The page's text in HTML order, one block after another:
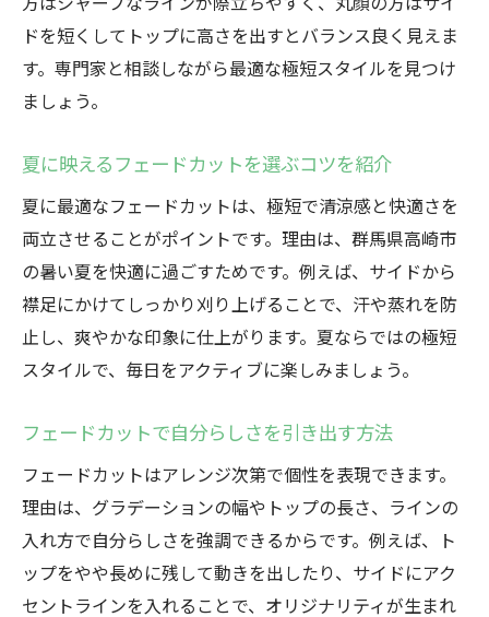
ドを短くしてトップに高さを出すとバランス良く見えま
す。専門家と相談しながら最適な極短スタイルを見つけ
ましょう。
夏に映えるフェードカットを選ぶコツを紹介
夏に最適なフェードカットは、極短で清涼感と快適さを
両立させることがポイントです。理由は、群馬県高崎市
の暑い夏を快適に過ごすためです。例えば、サイドから
襟足にかけてしっかり刈り上げることで、汗や蒸れを防
止し、爽やかな印象に仕上がります。夏ならではの極短
スタイルで、毎日をアクティブに楽しみましょう。
フェードカットで自分らしさを引き出す方法
フェードカットはアレンジ次第で個性を表現できます。
理由は、グラデーションの幅やトップの長さ、ラインの
入れ方で自分らしさを強調できるからです。例えば、ト
ップをやや長めに残して動きを出したり、サイドにアク
セントラインを入れることで、オリジナリティが生まれ